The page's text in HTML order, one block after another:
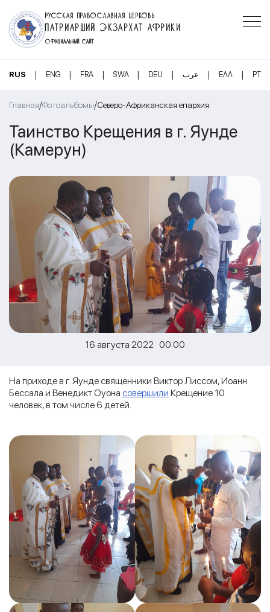
РУССКАЯ ПРАВОСЛАВНАЯ ЦЕРКОВЬ
ПАТРИАРШИЙ ЭКЗАРХАТ АФРИКИ
ОФИЦИАЛЬНЫЙ САЙТ
RUS | ENG | FRA | SWA | DEU | عرب | ΕΛΛ | PT
Главная/Фотоальбомы/Северо-Африканская епархия
Таинство Крещения в г. Яунде
(Камерун)
16 августа 2022 00:00
На приходе в г. Яунде священники Виктор Лиссом, Иоанн
Бессала и Венедикт Оуона совершили Крещение 10
человек, в том числе 6 детей.